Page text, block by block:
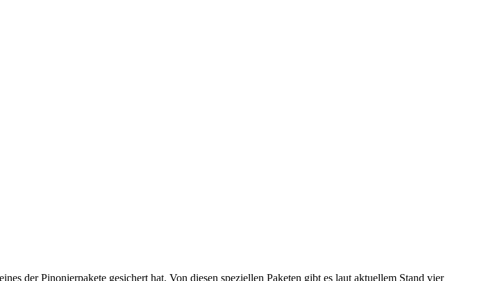
der Pinonierpakete gesichert hat. Von diesen speziellen Paketen gibt es laut aktuellem Stand vier